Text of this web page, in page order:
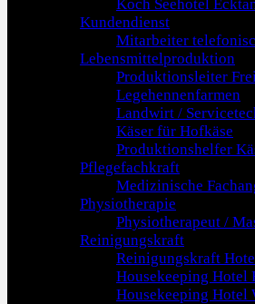
Koch Seehotel
Kundendienst
Mitarbeiter
Lebensmittelproduktion
Produktionsleiter
Legehennenfarmen
Landwirt /
Käser für Hofkäse
Produktionshelfer
Pflegefachkraft
Medizinische
Physiotherapie
Physiotherapeut /
Reinigungskraft
Reinigungskraft
Housekeeping Hotel
Housekeeping Hotel